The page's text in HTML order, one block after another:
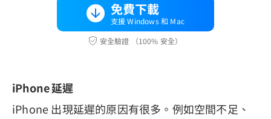
免費下載
支援 Windows 和 Mac
安全驗證 （100% 安全）
iPhone 延遲
iPhone 出現延遲的原因有很多。例如空間不足、